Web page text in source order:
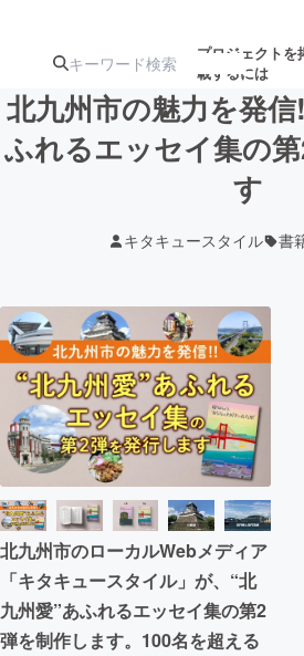
プロジェクトを
載するには
注目の新着プロ
テクノロジー・ガジェット
映像・映画
ビジネス・起業
まちづくり・地域活性化
CAMPFIRE for Social Good
CAMPFIREふるさと納税machi-
北九州市の魅力を発
ふれるエッセイ集の
す
キタキュースタイル 書
北九州市のローカルWebメディア
「キタキュースタイル」が、“北
九州愛”あふれるエッセイ集の第2
弾を制作します。100名を超える